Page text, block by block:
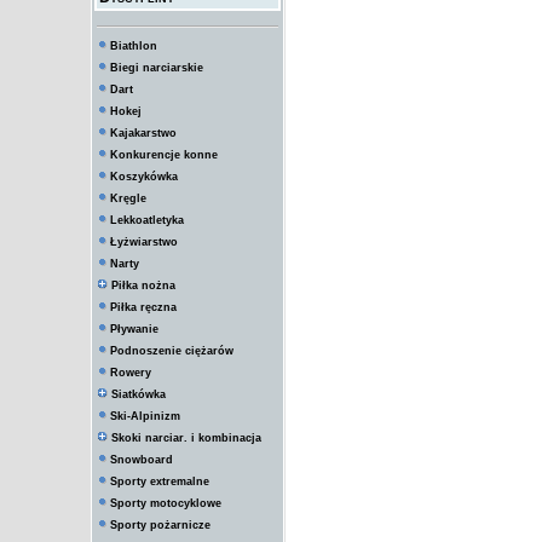
Biathlon
Biegi narciarskie
Dart
Hokej
Kajakarstwo
Konkurencje konne
Koszykówka
Kręgle
Lekkoatletyka
Łyżwiarstwo
Narty
Piłka nożna
Piłka ręczna
Pływanie
Podnoszenie ciężarów
Rowery
Siatkówka
Ski-Alpinizm
Skoki narciar. i kombinacja
Snowboard
Sporty extremalne
Sporty motocyklowe
Sporty pożarnicze